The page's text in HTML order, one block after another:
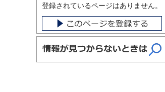
登録されているページはありません。